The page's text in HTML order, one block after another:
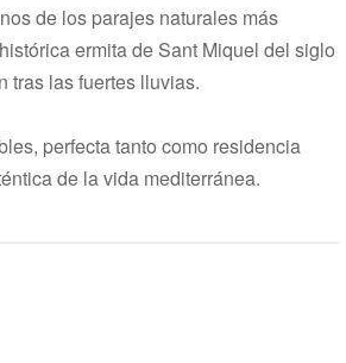
de los parajes naturales más
ermita de Sant Miquel del siglo
tras las fuertes lluvias.
perfecta tanto como residencia
de la vida mediterránea.